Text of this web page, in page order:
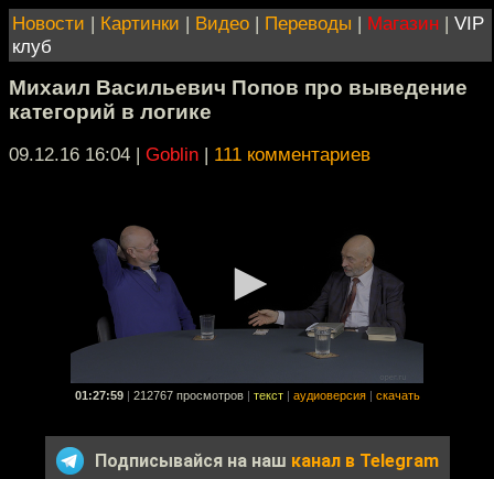
Новости | Картинки | Видео | Переводы | Магазин | VIP
клуб
Михаил Васильевич Попов про выведение
категорий в логике
09.12.16 16:04 | Goblin | 111 комментариев
01:27:59 212767 просмотров текст аудиоверсия скачать
Подписывайся на наш канал в Telegram